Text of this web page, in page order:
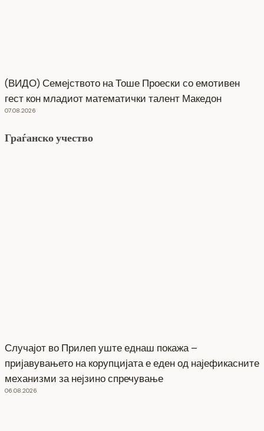
(ВИДО) Семејството на Тоше Проески со емотивен
гест кон младиот математички талент Македон
07.08.2026
Граѓанско учество
Случајот во Прилеп уште еднаш покажа –
пријавувањето на корупцијата е еден од најефикасните
механизми за нејзино спречување
06.08.2026